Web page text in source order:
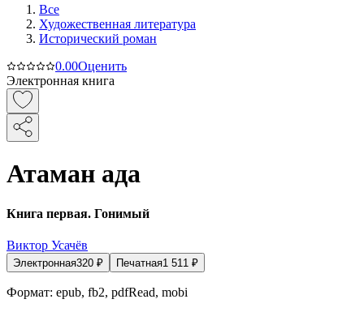
Все
Художественная литература
Исторический роман
0.00Оценить
Электронная книга
Атаман ада
Книга первая. Гонимый
Виктор Усачёв
Электронная320 ₽ Печатная1 511 ₽
Формат: epub, fb2, pdfRead, mobi